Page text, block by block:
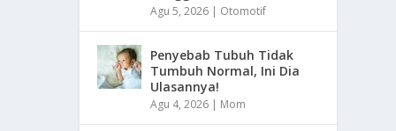
Agu 5, 2026 | Otomotif
Penyebab Tubuh Tidak
Tumbuh Normal, Ini Dia
Ulasannya!
Agu 4, 2026 | Mom